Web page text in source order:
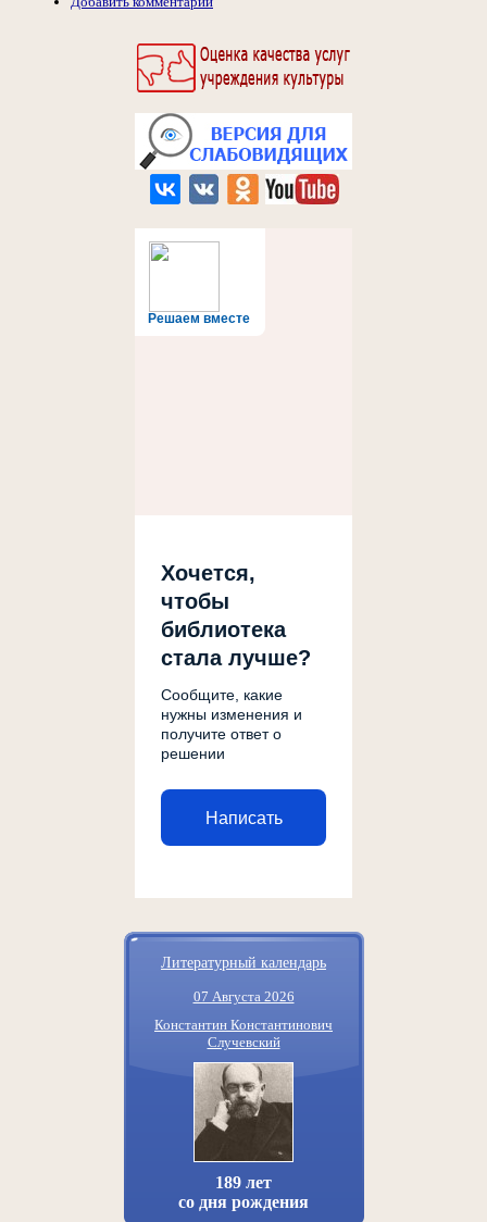
Решаем вместе
Хочется,
чтобы
библиотека
стала лучше?
Сообщите, какие
нужны изменения и
получите ответ о
решении
Написать
Литературный календарь
07 Августа 2026
Константин Константинович
Случевский
189 лет
со дня рождения